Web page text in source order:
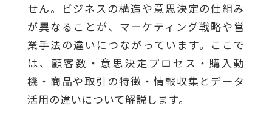
せん。ビジネスの構造や意思決定の仕組み
が異なることが、マーケティング戦略や営
業手法の違いにつながっています。ここで
は、顧客数・意思決定プロセス・購入動
機・商品や取引の特徴・情報収集とデータ
活用の違いについて解説します。